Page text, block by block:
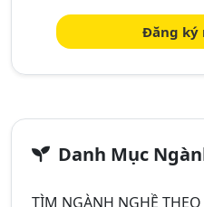
Đăng ký
Danh Mục
TÌM NGÀNH NGHỀ THEO